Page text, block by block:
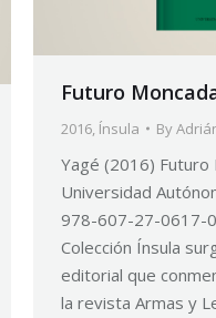
Futuro
2016, Ínsula By
Yagé (2016)
Universidad
978-607-27-0617-0
Colección Ínsula
editorial que
la revista Armas y